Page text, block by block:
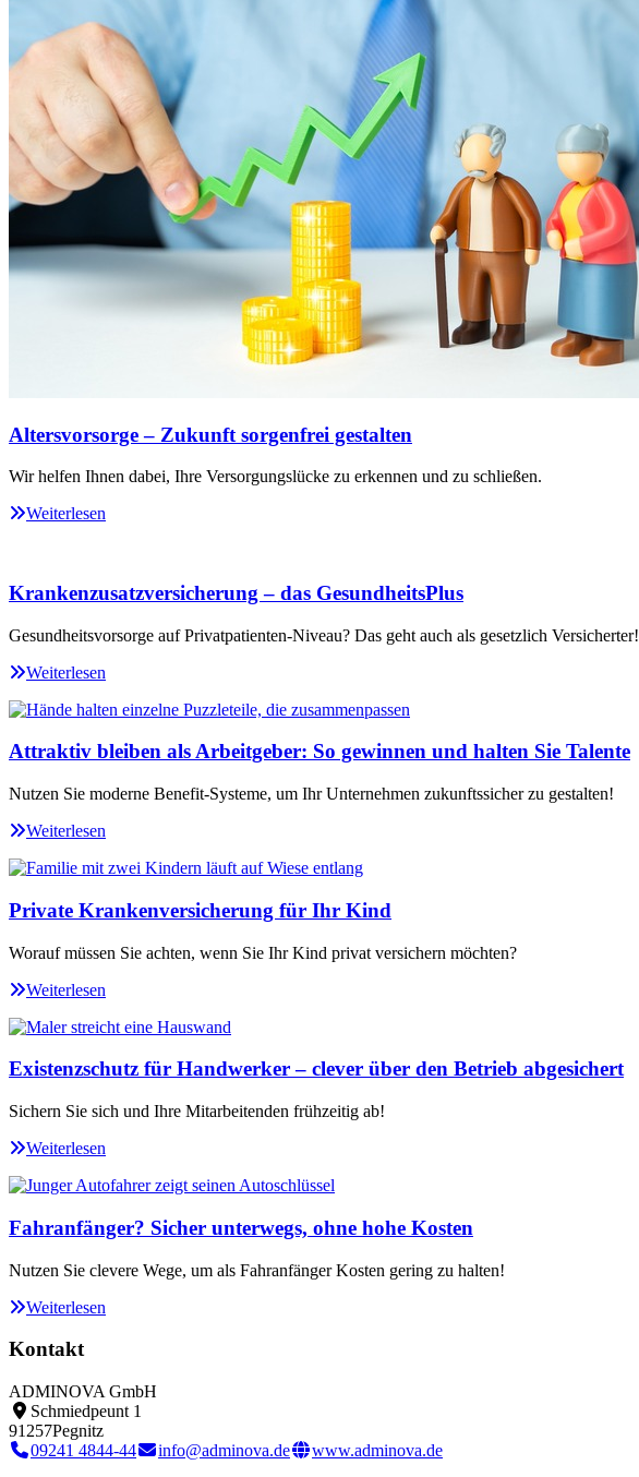
Altersvorsorge – Zukunft sorgenfrei gestalten
Wir helfen Ihnen dabei, Ihre Versorgungslücke zu erkennen und zu schließen.
Weiterlesen
Krankenzusatzversicherung – das GesundheitsPlus
Gesundheitsvorsorge auf Privatpatienten-Niveau? Das geht auch als gesetzlich Versicherter!
Weiterlesen
Attraktiv bleiben als Arbeitgeber: So gewinnen und halten Sie Talente
Nutzen Sie moderne Benefit-Systeme, um Ihr Unternehmen zukunftssicher zu gestalten!
Weiterlesen
Private Krankenversicherung für Ihr Kind
Worauf müssen Sie achten, wenn Sie Ihr Kind privat versichern möchten?
Weiterlesen
Existenzschutz für Handwerker – clever über den Betrieb abgesichert
Sichern Sie sich und Ihre Mitarbeitenden frühzeitig ab!
Weiterlesen
Fahranfänger? Sicher unterwegs, ohne hohe Kosten
Nutzen Sie clevere Wege, um als Fahranfänger Kosten gering zu halten!
Weiterlesen
Kontakt
ADMINOVA GmbH
Schmiedpeunt 1
91257Pegnitz
09241 4844-44
info@adminova.de www.adminova.de